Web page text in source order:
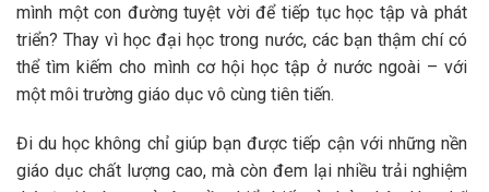
mình một con đường tuyệt vời để tiếp tục học tập và phát
triển? Thay vì học đại học trong nước, các bạn thậm chí có
thể tìm kiếm cho mình cơ hội học tập ở nước ngoài – với
một môi trường giáo dục vô cùng tiên tiến.
Đi du học không chỉ giúp bạn được tiếp cận với những nền
giáo dục chất lượng cao, mà còn đem lại nhiều trải nghiệm